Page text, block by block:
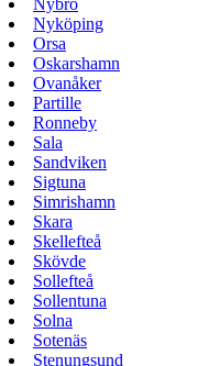
Nybro
Nyköping
Orsa
Oskarshamn
Ovanåker
Partille
Ronneby
Sala
Sandviken
Sigtuna
Simrishamn
Skara
Skellefteå
Skövde
Sollefteå
Sollentuna
Solna
Sotenäs
Stenungsund